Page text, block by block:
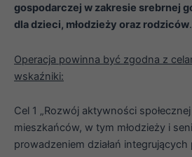
gospodarczej w zakresie srebrnej
dla dzieci, młodzieży oraz rodziców.
Operacja powinna być zgodna z
wskaźniki:
Cel 1 „Rozwój aktywności
mieszkańców, w tym młodzieży i
prowadzeniem działań integrujących